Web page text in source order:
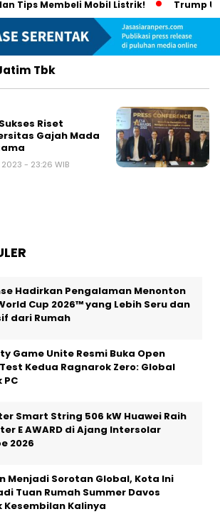
Tips Membeli Mobil Listrik! Trump
Tbk
Riset
Gajah Mada
- 23:26 WIB
Hadirkan Pengalaman Menonton
Cup 2026™ yang Lebih Seru dan
dari Rumah
Game Unite Resmi Buka Open
Kedua Ragnarok Zero: Global
PC
Smart String 506 kW Huawei Raih
E AWARD di Ajang Intersolar
2026
Menjadi Sorotan Global, Kota Ini
Tuan Rumah Summer Davos
Kesembilan Kalinya